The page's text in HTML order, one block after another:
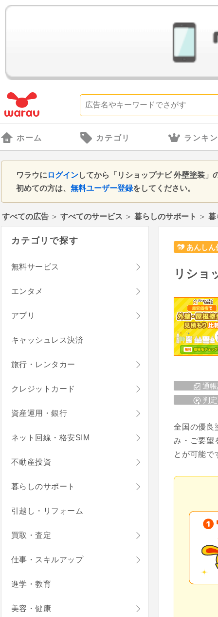
ホーム カテゴリ ランキ
ワラウに ログインしてから「リショップナビ 外壁塗装
初めての方は、 無料ユーザー登録をしてください。
すべての広告 ＞ すべてのサービス ＞ 暮らしのサポート ＞ 暮
あんしん
リショ
通
判
全国の優良
み・ご要望
とが可能で
カテゴリで探す
無料サービス
エンタメ
アプリ
キャッシュレス決済
旅行・レンタカー
クレジットカード
資産運用・銀行
ネット回線・格安SIM
不動産投資
暮らしのサポート
引越し・リフォーム
買取・査定
仕事・スキルアップ
進学・教育
美容・健康